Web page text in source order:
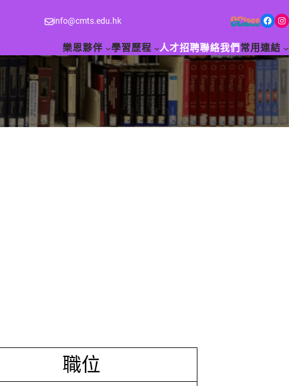
info@cmts.edu.hk Facebook Instagram
樂恩夥伴 學習歷程 人才招聘聯絡我們 常用連結
職位